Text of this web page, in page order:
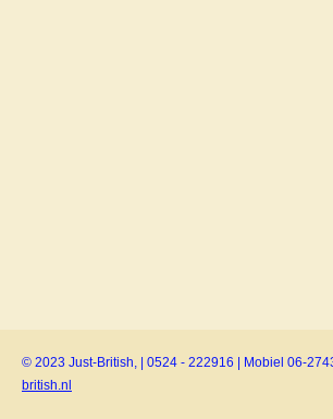
© 2023 Just-British, | 0524 - 222916 | Mobiel 06-
british.nl